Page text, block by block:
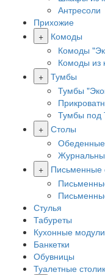
Антресоли
Прихожие
+
Комоды
Комоды
Комоды из
+ Тумбы
Тумбы
Тумбы под
+ Столы
+
Письменные
Стулья
Табуреты
Кухонные модули
Банкетки
Обувницы
Туалетные